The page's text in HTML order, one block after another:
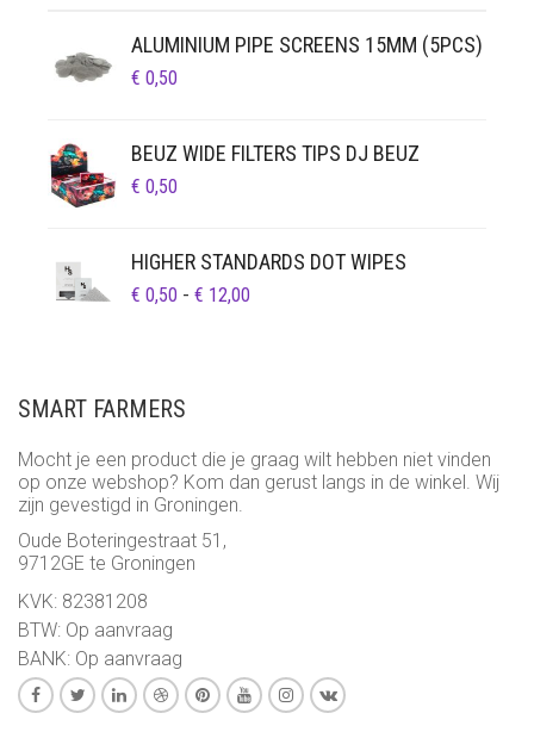
ALUMINIUM PIPE SCREENS 15MM (5PCS)
€ 0,50
BEUZ WIDE FILTERS TIPS DJ BEUZ
€ 0,50
HIGHER STANDARDS DOT WIPES
€ 0,50 - € 12,00
SMART FARMERS
Mocht je een product die je graag wilt hebben niet vinden
op onze webshop? Kom dan gerust langs in de winkel. Wij
zijn gevestigd in Groningen.
Oude Boteringestraat 51,
9712GE te Groningen
KVK: 82381208
BTW: Op aanvraag
BANK: Op aanvraag